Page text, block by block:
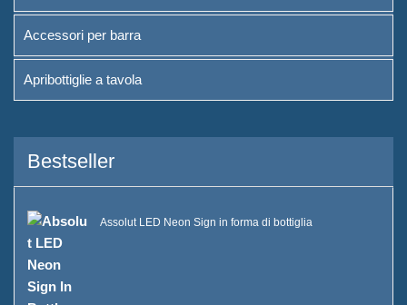
Accessori per barra
Apribottiglie a tavola
Bestseller
Assolut LED Neon Sign in forma di bottiglia